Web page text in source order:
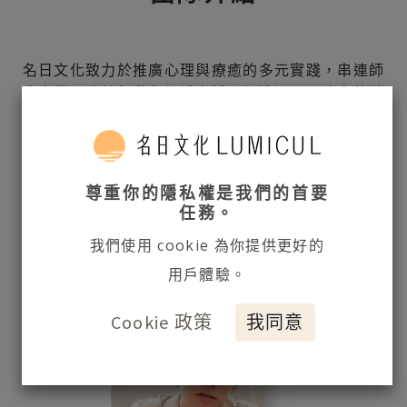
名日文化致力於推廣心理與療癒的多元實踐，串連師
資專業、公益行動與場域支援，打造溫柔且務實的共
我們結合空間經營、課程策劃與品牌顧問，陪伴每個
助人者將理念落地，讓陪伴成為彼此支持的力量。
尊重你的隱私權是我們的首要
任務。
我們使用 cookie 為你提供更好的
用戶體驗。
Cookie 政策 我同意